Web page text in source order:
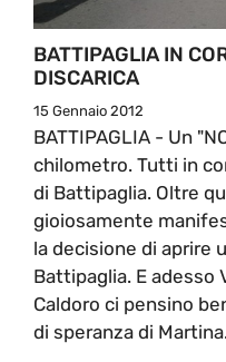
BATTIPAGLIA IN
DISCARICA
15 Gennaio 2012
BATTIPAGLIA - Un
chilometro. Tutti in
di Battipaglia. Oltre
gioiosamente
la decisione di aprire
Battipaglia. E adesso
Caldoro ci pensino
di speranza di